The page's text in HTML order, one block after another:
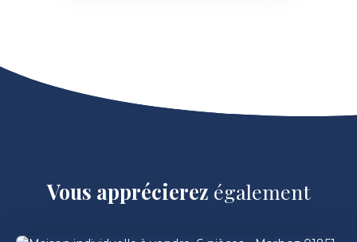
Vous apprécierez également